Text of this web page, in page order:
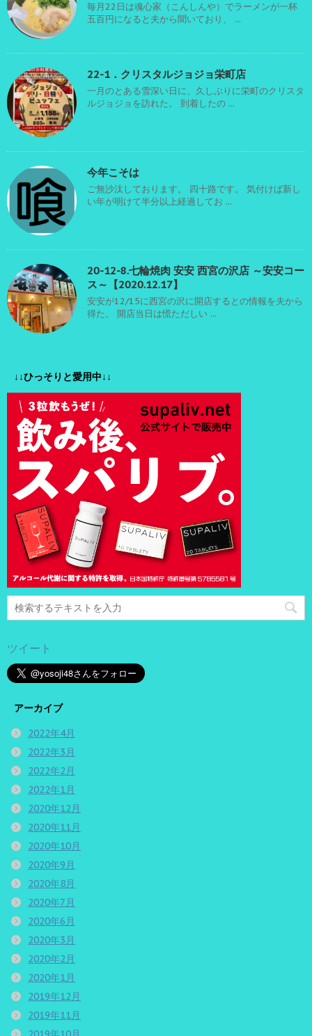
毎月22日は魂心家（こんしんや）でラーメンが一杯
五百円になると夫から聞いており、 ...
22-1．クリスタルジョジョ栄町店
一月のとある雪深い日に、久しぶりに栄町のクリスタ
ルジョジョを訪れた。 到着したの ...
今年こそは
ご無沙汰しております。 四十路です。 気付けば新し
い年が明けて半分以上経過してお ...
20-12-8.七輪焼肉 安安 西宮の沢店 ～安安コー
ス～【2020.12.17】
安安が12/15に西宮の沢に開店するとの情報を夫から
得た。 開店当日は慌ただしい ...
↓↓ひっそりと愛用中↓↓
ツイート
アーカイブ
2022年4月
2022年3月
2022年2月
2022年1月
2020年12月
2020年11月
2020年10月
2020年9月
2020年8月
2020年7月
2020年6月
2020年3月
2020年2月
2020年1月
2019年12月
2019年11月